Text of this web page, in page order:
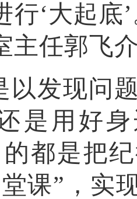
行‘大起底
主任郭飞
以发现问
是用好
都是把
课”，实